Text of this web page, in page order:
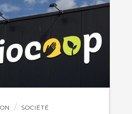
SOCIÉTÉ